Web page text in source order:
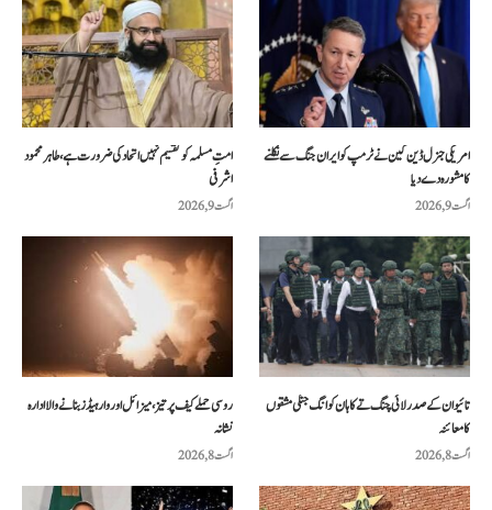
امتِ مسلمہ کو تقسیم نہیں اتحاد کی ضرورت ہے، طاہر محمود
اشرفی
اگست 9, 2026
امریکی جنرل ڈین کین نے ٹرمپ کو ایران جنگ سے نکلنے
کا مشورہ دے دیا
اگست 9, 2026
روسی حملے کیف پر تیز، میزائل اور وار ہیڈز بنانے والا ادارہ
نشانہ
اگست 8, 2026
تائیوان کے صدر لائی چنگ تے کا ہان کوانگ جنگی مشقوں
کا معائنہ
اگست 8, 2026